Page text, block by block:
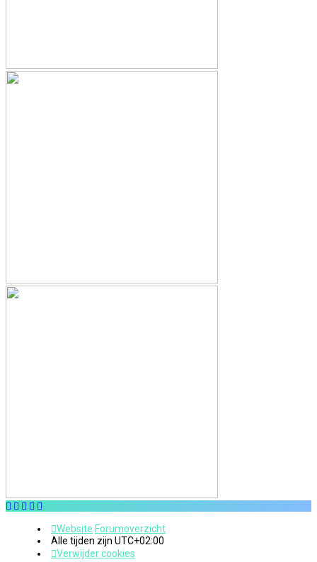
Website Forumoverzicht
Alle tijden zijn UTC+02:00
Verwijder cookies